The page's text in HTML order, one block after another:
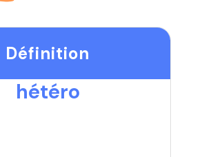
Définition
hétéro